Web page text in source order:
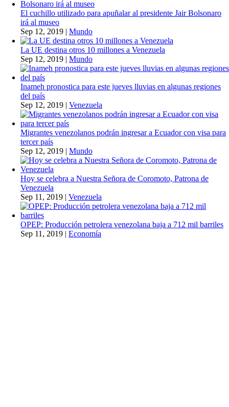
El cuchillo utilizado para apuñalar al presidente Jair Bolsonaro
irá al museo
Sep 12, 2019 | Mundo
La UE destina otros 10 millones a Venezuela
Sep 12, 2019 | Mundo
Inameh pronostica para este jueves lluvias en algunas regiones
del país
Sep 12, 2019 | Venezuela
Migrantes venezolanos podrán ingresar a Ecuador con visa para
tercer país
Sep 12, 2019 | Mundo
Hoy se celebra a Nuestra Señora de Coromoto, Patrona de
Venezuela
Sep 11, 2019 | Venezuela
OPEP: Producción petrolera venezolana baja a 712 mil barriles
Sep 11, 2019 | Economía